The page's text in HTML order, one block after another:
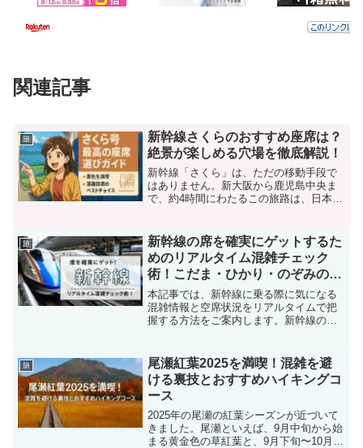
関連記事
旅
新幹線さくらのおすすめ座席は？
絶景が楽しめる穴場を徹底解説！
新幹線「さくら」は、ただの移動手段で
はありません。新大阪から鹿児島中央ま
で、約4時間にわたるこの旅路は、日本の
ドでは景色を最大限に楽しめる座席や、
混雑を避けられる穴場の...
旅
新幹線の席を確実にゲットするた
めのリアルタイム混雑チェック
術！こだま・ひかり・のぞみの空
席は？
本記事では、新幹線に乗る際に気になる
混雑情報と空席状況をリアルタイムで把
握する方法をご案内します。新幹線の混
なる方は、サイバーステーションを利用
して情報をリアルタイムで...
旅
尾瀬紅葉2025を満喫！混雑を避
ける裏技とおすすめハイキングコ
ース
2025年の尾瀬の紅葉シーズンが近づいて
きました。尾瀬といえば、9月中旬から始
まる黄金色の草紅葉と、9月下旬〜10月上